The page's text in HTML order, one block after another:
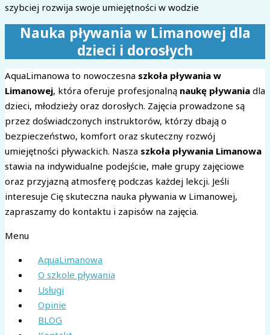
szybciej rozwija swoje umiejętności w wodzie
Nauka pływania w Limanowej dla
dzieci i dorosłych
AquaLimanowa to nowoczesna szkoła pływania w
Limanowej, która oferuje profesjonalną naukę pływania dla
dzieci, młodzieży oraz dorosłych. Zajęcia prowadzone są
przez doświadczonych instruktorów, którzy dbają o
bezpieczeństwo, komfort oraz skuteczny rozwój
umiejętności pływackich. Nasza szkoła pływania Limanowa
stawia na indywidualne podejście, małe grupy zajęciowe
oraz przyjazną atmosferę podczas każdej lekcji. Jeśli
interesuje Cię skuteczna nauka pływania w Limanowej,
zapraszamy do kontaktu i zapisów na zajęcia.
Menu
AquaLimanowa
O szkole pływania
Usługi
Opinie
BLOG